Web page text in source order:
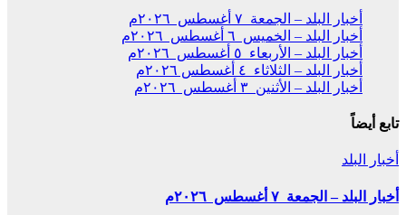
أخبار البلد – الجمعة ٧ أغسطس ٢٠٢٦م
أخبار البلد – الخميس ٦ أغسطس ٢٠٢٦م
أخبار البلد – الأربعاء ٥ أغسطس ٢٠٢٦م
أخبار البلد – الثلاثاء ٤ أغسطس ٢٠٢٦م
أخبار البلد – الأثنين ٣ أغسطس ٢٠٢٦م
تابع أيضاً
أخبار البلد
أخبار البلد – الجمعة ٧ أغسطس ٢٠٢٦م